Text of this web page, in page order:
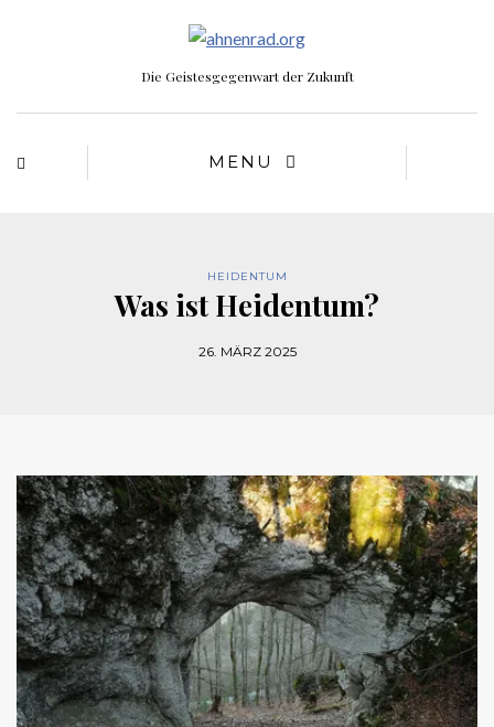
Die Geistesgegenwart der Zukunft
MENU
HEIDENTUM
Was ist Heidentum?
26. MÄRZ 2025